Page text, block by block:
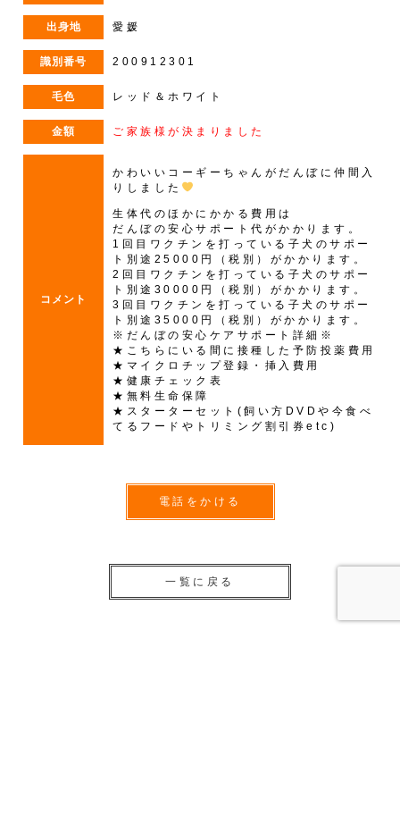
出身地 愛媛
識別番号 200912301
毛色 レッド＆ホワイト
金額 ご家族様が決まりました
コメント
かわいいコーギーちゃんがだんぼに仲間入
りしました
生体代のほかにかかる費用は
だんぼの安心サポート代がかかります。
1回目ワクチンを打っている子犬のサポー
ト別途25000円（税別）がかかります。
2回目ワクチンを打っている子犬のサポー
ト別途30000円（税別）がかかります。
3回目ワクチンを打っている子犬のサポー
ト別途35000円（税別）がかかります。
※だんぼの安心ケアサポート詳細※
★こちらにいる間に接種した予防投薬費用
★マイクロチップ登録・挿入費用
★健康チェック表
★無料生命保障
★スターターセット(飼い方DVDや今食べ
てるフードやトリミング割引券etc)
電話をかける
一覧に戻る